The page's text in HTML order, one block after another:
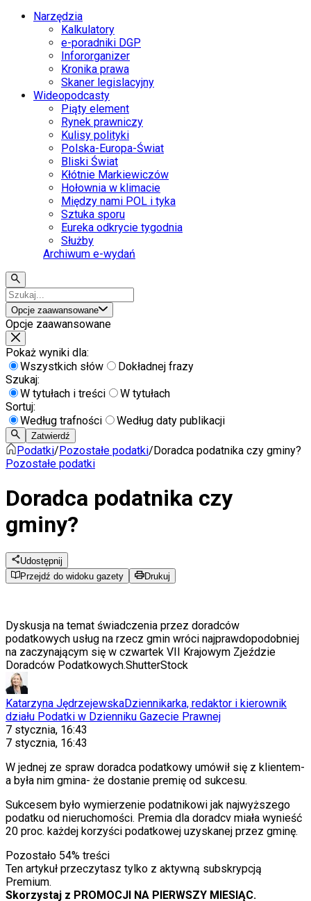
Narzędzia
Kalkulatory
e-poradniki DGP
Infororganizer
Kronika prawa
Skaner legislacyjny
Wideopodcasty
Piąty element
Rynek prawniczy
Kulisy polityki
Polska-Europa-Świat
Bliski Świat
Kłótnie Markiewiczów
Hołownia w klimacie
Między nami POL i tyka
Sztuka sporu
Eureka odkrycie tygodnia
Służby
Archiwum e-wydań
Opcje zaawansowane
Opcje zaawansowane
Pokaż wyniki dla:
Wszystkich słów
Dokładnej frazy
Szukaj:
W tytułach i treści
W tytułach
Sortuj:
Według trafności
Według daty publikacji
Zatwierdź
Podatki/Pozostałe podatki/Doradca podatnika czy gminy?
Pozostałe podatki
Doradca podatnika czy
gminy?
Udostępnij
Przejdź do widoku gazety
Drukuj
Dyskusja na temat świadczenia przez doradców
podatkowych usług na rzecz gmin wróci najprawdopodobniej
na zaczynającym się w czwartek VII Krajowym Zjeździe
Doradców Podatkowych.ShutterStock
Katarzyna JędrzejewskaDziennikarka, redaktor i kierownik
działu Podatki w Dzienniku Gazecie Prawnej
7 stycznia, 16:43
7 stycznia, 16:43
W jednej ze spraw doradca podatkowy umówił się z klientem-
a była nim gmina- że dostanie premię od sukcesu.
Sukcesem było wymierzenie podatnikowi jak najwyższego
podatku od nieruchomości. Premia dla doradcv miała wynieść
20 proc. każdej korzyści podatkowej uzyskanej przez gminę.
Pozostało 54% treści
Ten artykuł przeczytasz tylko z aktywną subskrypcją
Premium.
Skorzystaj z PROMOCJI NA PIERWSZY MIESIĄC.